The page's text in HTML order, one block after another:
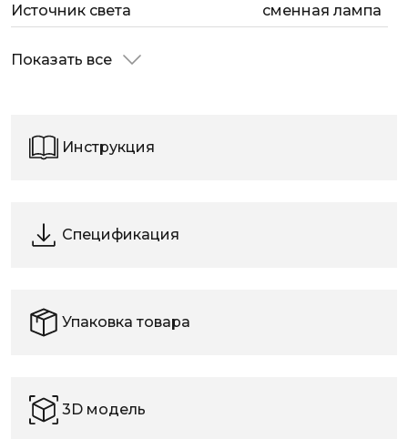
Источник света
сменная лампа
Показать все
Инструкция
Спецификация
Упаковка товара
3D модель